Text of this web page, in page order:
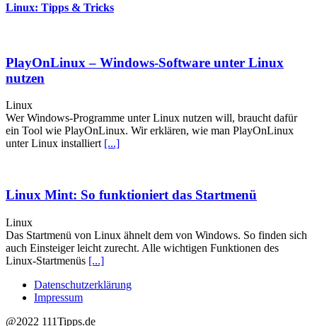
Linux: Tipps & Tricks
PlayOnLinux – Windows-Software unter Linux
nutzen
Linux
Wer Windows-Programme unter Linux nutzen will, braucht dafür
ein Tool wie PlayOnLinux. Wir erklären, wie man PlayOnLinux
unter Linux installiert [...]
Linux Mint: So funktioniert das Startmenü
Linux
Das Startmenü von Linux ähnelt dem von Windows. So finden sich
auch Einsteiger leicht zurecht. Alle wichtigen Funktionen des
Linux-Startmenüs [...]
Datenschutzerklärung
Impressum
@2022 111Tipps.de